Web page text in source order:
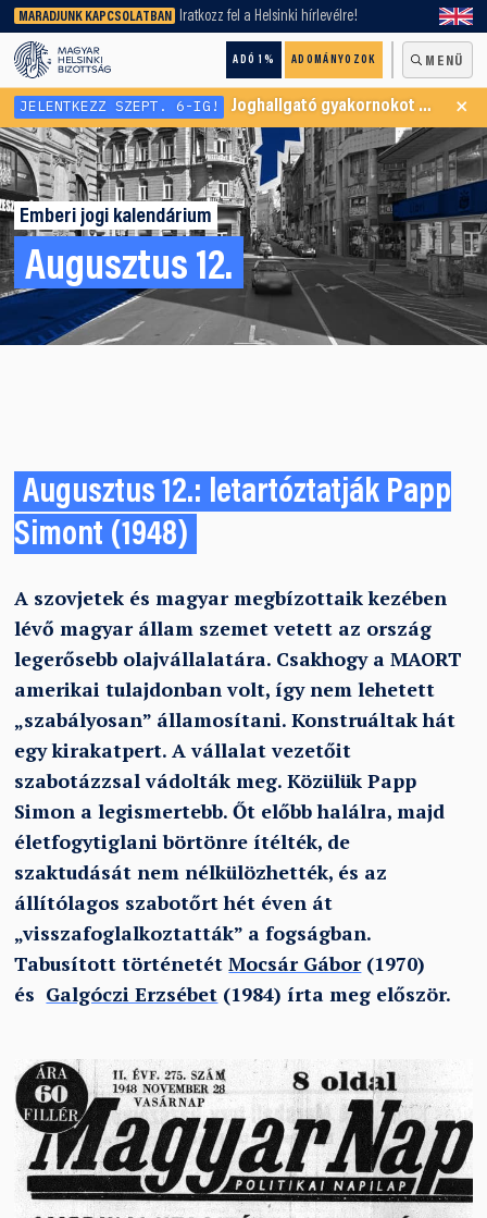
MARADJUNK KAPCSOLATBAN Iratkozz fel a Helsinki hírlevélre!
ADÓ 1% ADOMÁNYOZOK MENÜ
keresőnket!
JELENTKEZZ SZEPT. 6-IG! Joghallgató gyakornokot keresünk Menekültügyi Programunkba ×
Emberi jogi kalendárium
Augusztus 12.
Augusztus 12.: letartóztatják Papp
Simont (1948)
A szovjetek és magyar megbízottaik kezében
lévő magyar állam szemet vetett az ország
legerősebb olajvállalatára. Csakhogy a MAORT
amerikai tulajdonban volt, így nem lehetett
„szabályosan” államosítani. Konstruáltak hát
egy kirakatpert. A vállalat vezetőit
szabotázzsal vádolták meg. Közülük Papp
Simon a legismertebb. Őt előbb halálra, majd
életfogytiglani börtönre ítélték, de
szaktudását nem nélkülözhették, és az
állítólagos szabotőrt hét éven át
„visszafoglalkoztatták” a fogságban.
Tabusított történetétMocsár Gábor (1970)
és Galgóczi Erzsébet (1984) írta meg először.